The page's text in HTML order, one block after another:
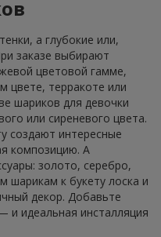
а глубокие или,
заказе выбирают
цветовой гамме,
цвете, терракоте или
шариков для девочки
или сиреневого цвета.
создают интересные
композицию. А
золото, серебро,
шарикам к букету лоска и
декор. Добавьте
и идеальная инсталляция